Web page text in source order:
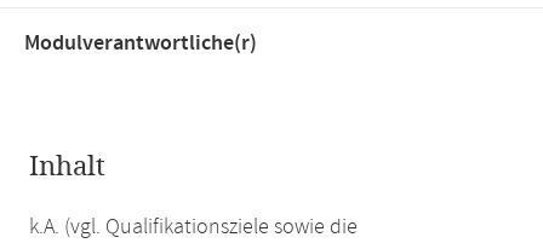
Modulverantwortliche(r)
Inhalt
k.A. (vgl. Qualifikationsziele sowie die